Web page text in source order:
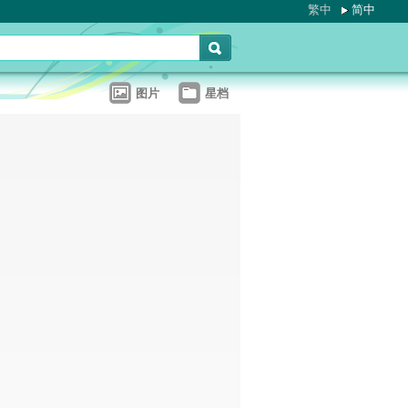
繁中 简中
图片 星档